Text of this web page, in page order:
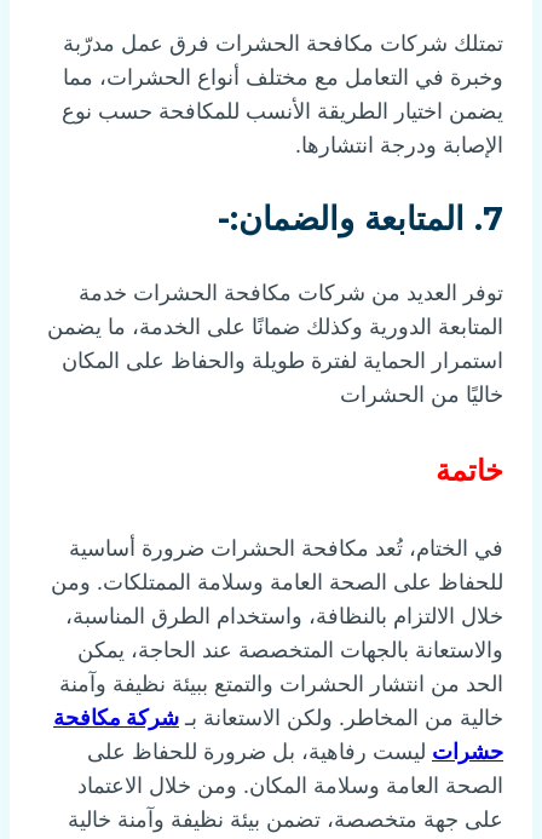
تمتلك شركات مكافحة الحشرات فرق عمل مدرّبة
وخبرة في التعامل مع مختلف أنواع الحشرات، مما
يضمن اختيار الطريقة الأنسب للمكافحة حسب نوع
الإصابة ودرجة انتشارها.
7. المتابعة والضمان:-
توفر العديد من شركات مكافحة الحشرات خدمة
المتابعة الدورية وكذلك ضمانًا على الخدمة، ما يضمن
استمرار الحماية لفترة طويلة والحفاظ على المكان
خاليًا من الحشرات
خاتمة
في الختام، تُعد مكافحة الحشرات ضرورة أساسية
للحفاظ على الصحة العامة وسلامة الممتلكات. ومن
خلال الالتزام بالنظافة، واستخدام الطرق المناسبة،
والاستعانة بالجهات المتخصصة عند الحاجة، يمكن
الحد من انتشار الحشرات والتمتع ببيئة نظيفة وآمنة
خالية من المخاطر. ولكن الاستعانة بـشركة مكافحة
حشرات ليست رفاهية، بل ضرورة للحفاظ على
الصحة العامة وسلامة المكان. ومن خلال الاعتماد
على جهة متخصصة، تضمن بيئة نظيفة وآمنة خالية